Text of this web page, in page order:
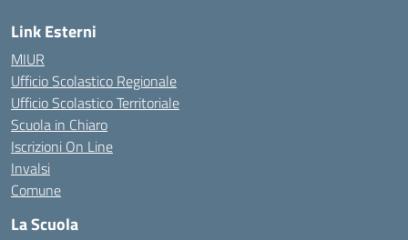
Link Esterni
MIUR
Ufficio Scolastico Regionale
Ufficio Scolastico Territoriale
Scuola in Chiaro
Iscrizioni On Line
Invalsi
Comune
La Scuola